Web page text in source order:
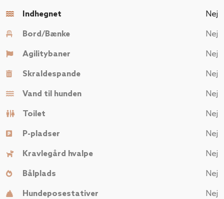
Indhegnet Nej
Bord/Bænke Nej
Agilitybaner Nej
Skraldespande Nej
Vand til hunden Nej
Toilet Nej
P-pladser Nej
Kravlegård hvalpe Nej
Bålplads Nej
Hundeposestativer Nej